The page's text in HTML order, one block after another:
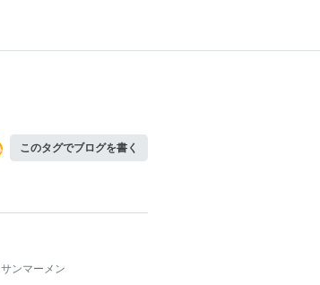
このタグでブログを書く
サンマーメン